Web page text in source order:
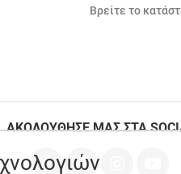
Βρείτε το
ΑΚΟΛΟΥΘΗΣΕ ΜΑΣ ΣΤΑ